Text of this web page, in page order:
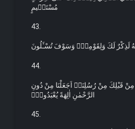
مُسْتَق۪يمٍ
43.
لَذِكْرٌ لَكَ وَلِقَوْمِكَۚ وَسَوْفَ تُسْـَٔلُونَ
44.
قَبْلِكَ مِنْ رُسُلِنَاۗ اَجَعَلْنَا مِنْ دُونِ
الرَّحْمٰنِ اٰلِهَةً يُعْبَدُونَ۟
45.